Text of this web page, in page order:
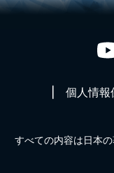
個人情報
すべての内容は日本